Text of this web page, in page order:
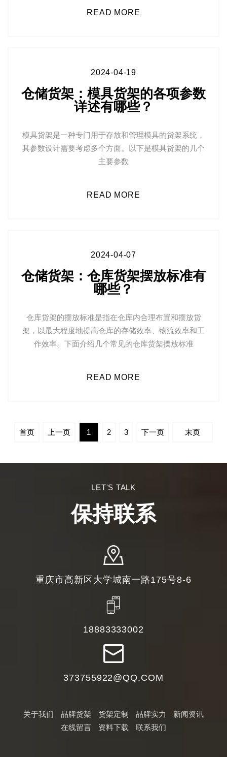
READ MORE
2024-04-19
仓储货架：模具货架的各项参数
详述有哪些？
模具货架是一种专门用于存放和管理模具的货架系统，
其参数设计需要考虑多个方面。以下是模具货架的几个
主要参数
READ MORE
2024-04-07
仓储货架：仓库货架摆放标准有
哪些？
仓库货架的摆放标准是指在仓库内合理布置和摆放货
架，以最大程度地提高仓库的存储效率、物流效率和工
作效率。下面介绍几个常见的仓库货架摆放标准
READ MORE
首页 上一页 1 2 3 下一页 末页
LET'S TALK
保持联系
重庆市高新区大学城南一路175号8-6
18883333002
373755922@QQ.COM
关于我们 品牌货架 货架定制 品牌实力
新闻资讯
在线留言
资料下载 联系我们